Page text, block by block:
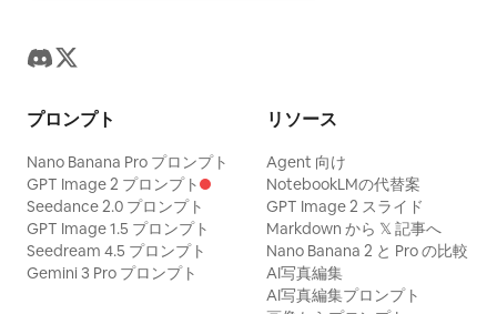
プロンプト
Nano Banana Pro プロンプト
GPT Image 2 プロンプト
Seedance 2.0 プロンプト
GPT Image 1.5 プロンプト
Seedream 4.5 プロンプト
Gemini 3 Pro プロンプト
リソース
Agent 向け
NotebookLMの代替案
GPT Image 2 スライド
Markdown から 𝕏 記事へ
Nano Banana 2 と Pro の比較
AI写真編集
AI写真編集プロンプト